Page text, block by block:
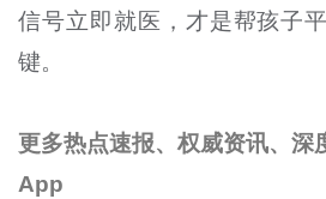
信号立即就医，才是帮孩子
键。
更多热点速报、权威资讯、深
App